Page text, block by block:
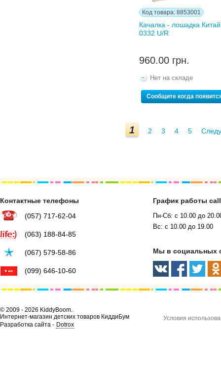
Код товара: 8853001
Качалка - лошадка
0332 U/R
960.00 грн.
Нет на складе
Сообщите когда
1 2 3 4 5
Контактные телефоны
(057) 717-62-04
(063) 188-84-85
(067) 579-58-86
(099) 646-10-60
График работы
Пн-Сб: с 10.00 до
Вс: с 10.00 до 19.00
Мы в социальных
© 2009 - 2026 KiddyBoom.
Интернет-магазин детских товаров КиддиБум
Разработка сайта - Dotrox
Условия